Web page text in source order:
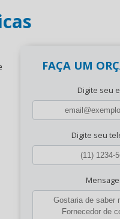
FAÇA UM
Digite seu
Digite seu